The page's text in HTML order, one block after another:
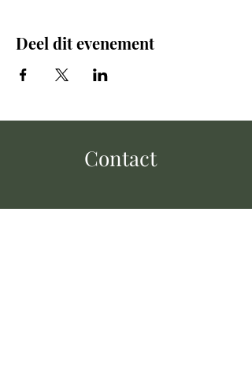
Deel dit evenement
Contact
+32 472 95 28 88